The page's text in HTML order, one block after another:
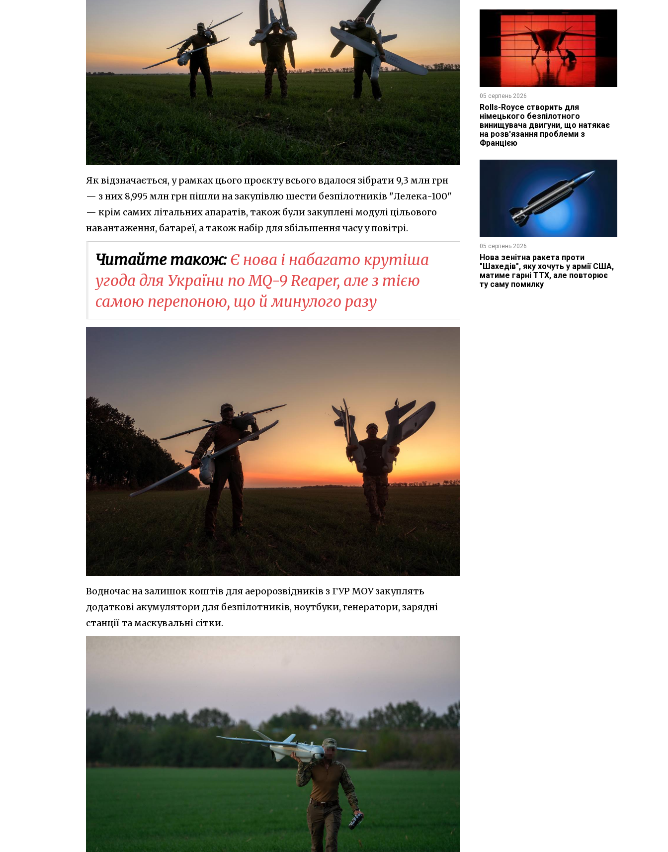
Як відзначається, у рамках цього проєкту всього вдалося зібрати 9,3 млн грн
— з них 8,995 млн грн пішли на закупівлю шести безпілотників "Лелека-100"
— крім самих літальних апаратів, також були закуплені модулі цільового
навантаження, батареї, а також набір для збільшення часу у повітрі.
Читайте також: Є нова і набагато крутіша
угода для України по MQ-9 Reaper, але з тією
самою перепоною, що й минулого разу
Водночас на залишок коштів для аеророзвідників з ГУР МОУ закуплять
додаткові акумулятори для безпілотників, ноутбуки, генератори, зарядні
станції та маскувальні сітки.
05 серпень 2026
Rolls-Royce створить для
німецького безпілотного
винищувача двигуни, що натякає
на розв'язання проблеми з
Францією
05 серпень 2026
Нова зенітна ракета проти
"Шахедів", яку хочуть у армії США,
матиме гарні ТТХ, але повторює
ту саму помилку